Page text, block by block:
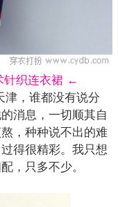
织连衣裙 ←
，谁都没有说分
消息，一切顺其自
，种种说不出的难
得很精彩。我只想
，只多不少。